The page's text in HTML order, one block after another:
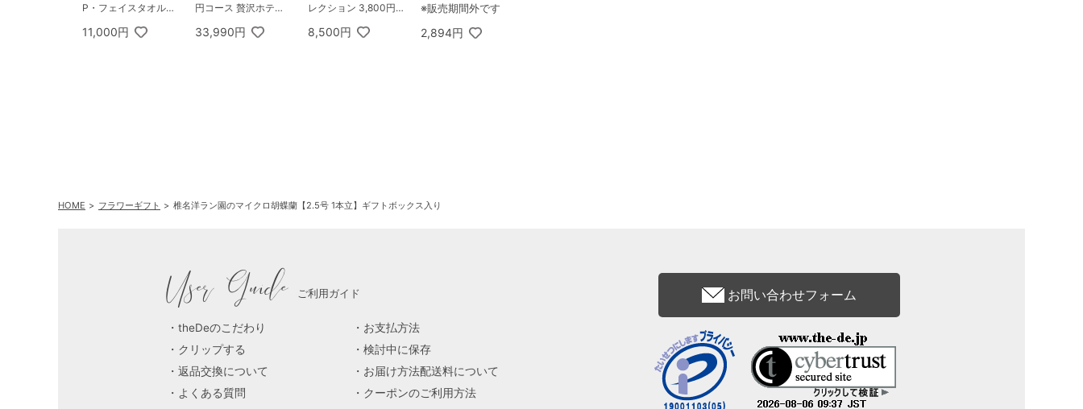
P・フェイスタオル2
11,000円
円コース 贅沢ホテル
33,990円
レクション 3,800円
IVA ゴディバ ラングド
8,500円
※販売期間外です
2,894円
HOME フラワーギフト 椎名洋ラン園のマイクロ胡蝶蘭【2.5号 1本立】ギフトボックス入り
User Guide ご利用ガイド
theDeのこだわり
お支払方法
クリップする
検討中に保存
返品交換について
お届け方法配送料について
よくある質問
クーポンのご利用方法
お問い合わせフォーム